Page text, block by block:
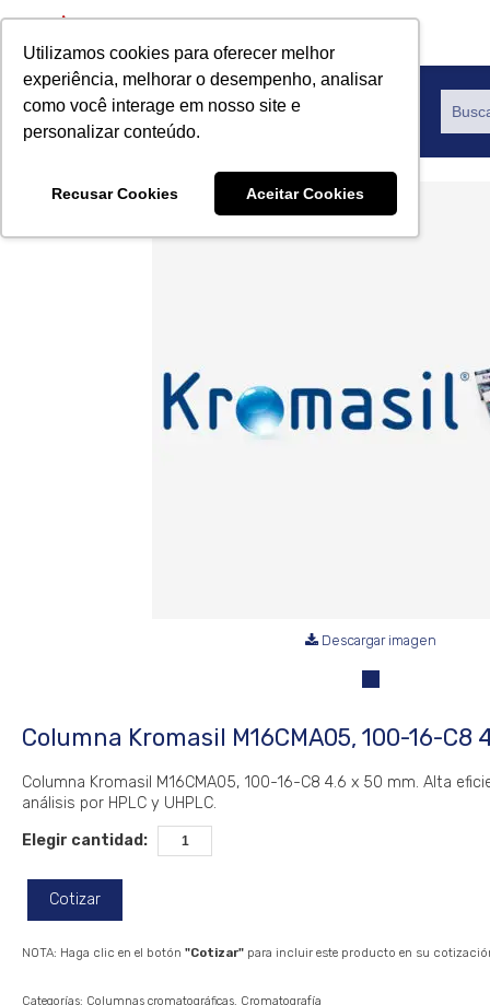
Utilizamos cookies para oferecer melhor
experiência, melhorar o desempenho, analisar
como você interage em nosso site e
personalizar conteúdo.
Recusar Cookies Aceitar Cookies
Productos
Descargar imagen
Columna Kromasil M16CMA05, 100-16-C8
Columna Kromasil M16CMA05, 100-16-C8 4.6 x 50 mm. Alta
análisis por HPLC y UHPLC.
Elegir cantidad:
Cotizar
NOTA: Haga clic en el botón "Cotizar" para incluir este producto en su
Categorías: Columnas cromatográficas Cromatografía